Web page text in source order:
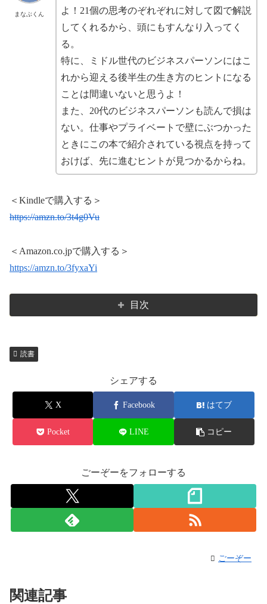
まなぶくん
よ！21個の思考のぞれぞれに対して図で解説
してくれるから、頭にもすんなり入ってく
る。
特に、ミドル世代のビジネスパーソンにはこ
れから迎える後半生の生き方のヒントになる
ことは間違いないと思うよ！
また、20代のビジネスパーソンも読んで損は
ない。仕事やプライベートで壁にぶつかった
ときにこの本で紹介されている視点を持って
おけば、先に進むヒントが見つかるからね。
＜Kindleで購入する＞
https://amzn.to/3t4g0Vu
＜Amazon.co.jpで購入する＞
https://amzn.to/3fyxaYi
目次
読書
シェアする
X Facebook はてブ
Pocket LINE コピー
ごーぞーをフォローする
ごーぞー
関連記事